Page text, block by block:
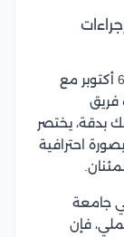
ضاعف فرص قبولك بكلية الهندسة جامعة 6 أكتوبر مع
فريق
بدقة، يختصر
احترافية
جامعة
فإن